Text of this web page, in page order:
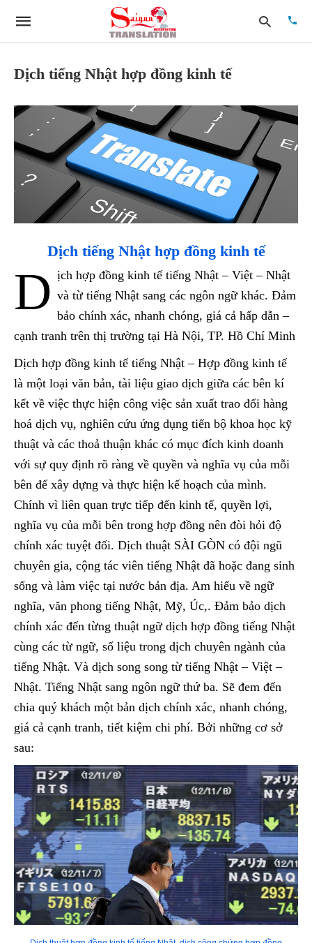
Type
your
query
and
Dịch tiếng Nhật hợp đồng kinh tế
Dịch tiếng Nhật hợp đồng kinh tế
D ịch hợp đồng kinh tế tiếng Nhật – Việt – Nhật
và từ tiếng Nhật sang các ngôn ngữ khác. Đảm
bảo chính xác, nhanh chóng, giá cả hấp dẫn –
cạnh tranh trên thị trường tại Hà Nội, TP. Hồ Chí Minh
Dịch hợp đồng kinh tế tiếng Nhật – Hợp đồng kinh tế
là một loại văn bản, tài liệu giao dịch giữa các bên kí
kết về việc thực hiện công việc sản xuất trao đổi hàng
hoá dịch vụ, nghiên cứu ứng dụng tiến bộ khoa học kỹ
thuật và các thoả thuận khác có mục đích kinh doanh
với sự quy định rõ ràng về quyền và nghĩa vụ của mỗi
bên để xây dựng và thực hiện kế hoạch của mình.
Chính vì liên quan trực tiếp đến kinh tế, quyền lợi,
nghĩa vụ của mỗi bên trong hợp đồng nên đòi hỏi độ
chính xác tuyệt đối. Dịch thuật SÀI GÒN có đội ngũ
chuyên gia, cộng tác viên tiếng Nhật đã hoặc đang sinh
sống và làm việc tại nước bản địa. Am hiểu về ngữ
nghĩa, văn phong tiếng Nhật, Mỹ, Úc,. Đảm bảo dịch
chính xác đến từng thuật ngữ dịch hợp đồng tiếng Nhật
cùng các từ ngữ, số liệu trong dịch chuyên ngành của
tiếng Nhật. Và dịch song song từ tiếng Nhật – Việt –
Nhật. Tiếng Nhật sang ngôn ngữ thứ ba. Sẽ đem đến
chia quý khách một bản dịch chính xác, nhanh chóng,
giá cả cạnh tranh, tiết kiệm chi phí. Bởi những cơ sở
sau: